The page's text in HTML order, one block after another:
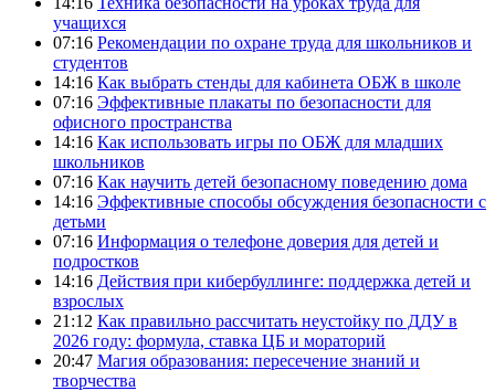
учащихся
07:16 Рекомендации по охране труда для школьников и
студентов
14:16 Как выбрать стенды для кабинета ОБЖ в школе
07:16 Эффективные плакаты по безопасности для
офисного пространства
14:16 Как использовать игры по ОБЖ для младших
школьников
07:16 Как научить детей безопасному поведению дома
14:16 Эффективные способы обсуждения безопасности с
детьми
07:16 Информация о телефоне доверия для детей и
подростков
14:16 Действия при кибербуллинге: поддержка детей и
взрослых
21:12 Как правильно рассчитать неустойку по ДДУ в
2026 году: формула, ставка ЦБ и мораторий
20:47 Магия образования: пересечение знаний и
творчества